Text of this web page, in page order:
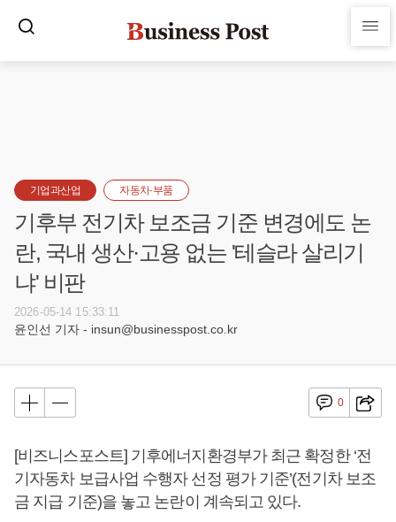
기업과산업 자동차·부품
기후부 전기차 보조금 기준 변경에도 논
란, 국내 생산·고용 없는 '테슬라 살리기
냐' 비판
2026-05-14 15:33:11
윤인선 기자 - insun@businesspost.co.kr
0
[비즈니스포스트] 기후에너지환경부가 최근 확정한 ‘전
기자동차 보급사업 수행자 선정 평가 기준’(전기차 보조
금 지급 기준)을 놓고 논란이 계속되고 있다.